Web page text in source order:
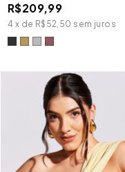
R$209,99
4 x de R$52,50 sem juros